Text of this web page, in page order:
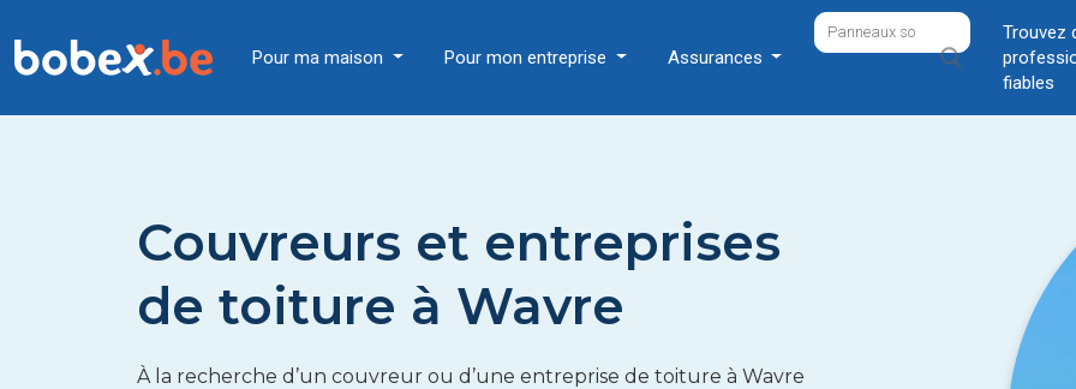
Pour ma maison Pour mon entreprise Assurances
Trouvez
fiables
Couvreurs et entreprises
de toiture à Wavre
À la recherche d’un couvreur ou d’une entreprise de toiture à Wavre